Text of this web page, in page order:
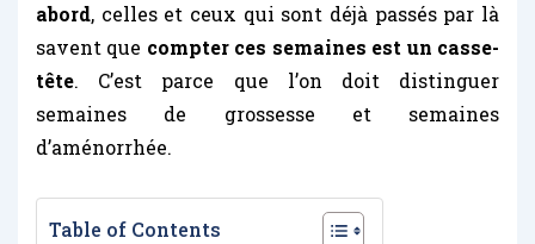
abord, celles et ceux qui sont déjà passés par là
savent que compter ces semaines est un casse-
tête. C’est parce que l’on doit distinguer
semaines de grossesse et semaines
d’aménorrhée.
Table of Contents